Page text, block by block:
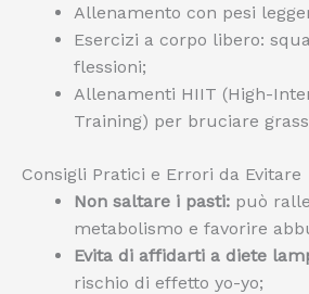
Allenamento con pesi
Esercizi a corpo libero:
flessioni;
Allenamenti HIIT (High-
Training) per bruciare
Consigli Pratici e Errori da Evitare
Non saltare i pasti: può
metabolismo e favorire
Evita di affidarti a diete
rischio di effetto yo-yo;